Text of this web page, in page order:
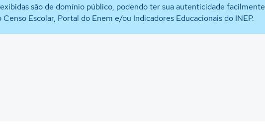
são de domínio público, podendo ter sua autenticidade facilmente
Escolar, Portal do Enem e/ou Indicadores Educacionais do INEP.